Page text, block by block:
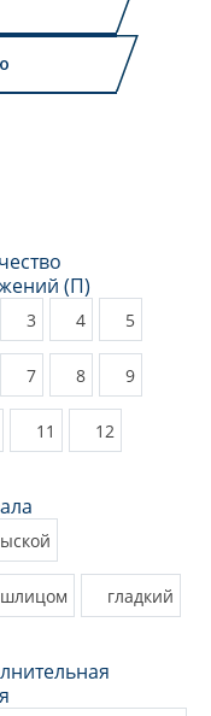
(П)
3 4 5
7 8 9
11 12
гладкий